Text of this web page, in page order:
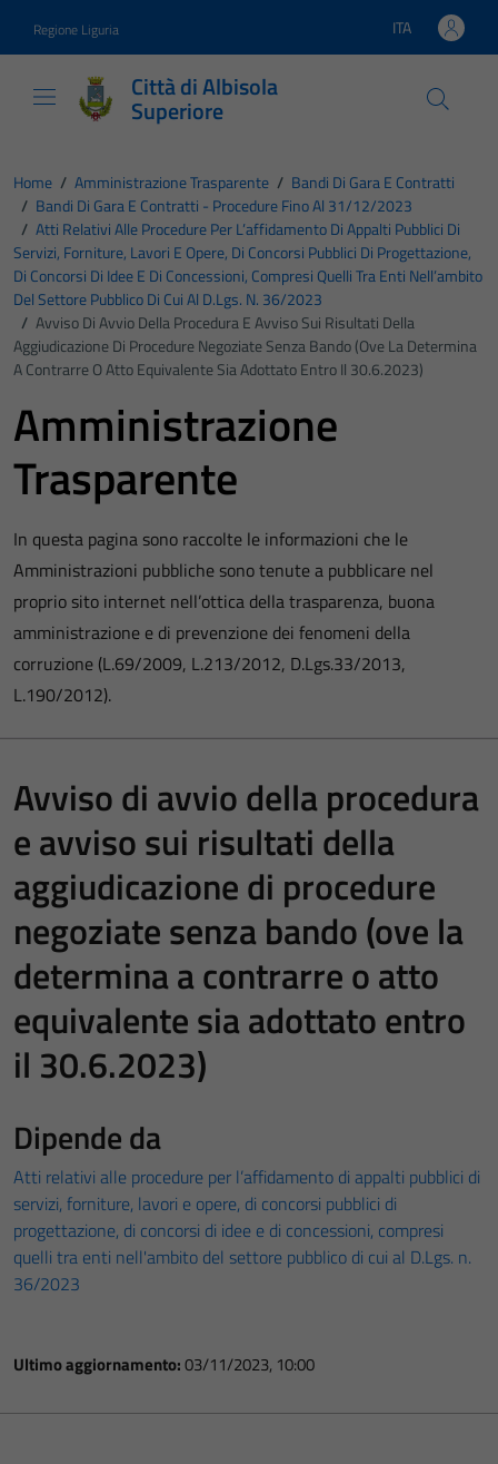
Regione Liguria Lingua attiva:
ITA
Città di Albisola
Superiore
Home / Amministrazione Trasparente / Bandi Di Gara E Contratti
/ Bandi Di Gara E Contratti - Procedure Fino Al 31/12/2023
/ Atti Relativi Alle Procedure Per L’affidamento Di Appalti Pubblici Di
Servizi, Forniture, Lavori E Opere, Di Concorsi Pubblici Di Progettazione,
Di Concorsi Di Idee E Di Concessioni, Compresi Quelli Tra Enti Nell’ambito
Del Settore Pubblico Di Cui Al D.Lgs. N. 36/2023
/ Avviso Di Avvio Della Procedura E Avviso Sui Risultati Della
Aggiudicazione Di Procedure Negoziate Senza Bando (ove La Determina
A Contrarre O Atto Equivalente Sia Adottato Entro Il 30.6.2023)
Amministrazione
Trasparente
In questa pagina sono raccolte le informazioni che le
Amministrazioni pubbliche sono tenute a pubblicare nel
proprio sito internet nell’ottica della trasparenza, buona
amministrazione e di prevenzione dei fenomeni della
corruzione (L.69/2009, L.213/2012, D.Lgs.33/2013,
L.190/2012).
Avviso di avvio della procedura
e avviso sui risultati della
aggiudicazione di procedure
negoziate senza bando (ove la
determina a contrarre o atto
equivalente sia adottato entro
il 30.6.2023)
Dipende da
Atti relativi alle procedure per l’affidamento di appalti pubblici di
servizi, forniture, lavori e opere, di concorsi pubblici di
progettazione, di concorsi di idee e di concessioni, compresi
quelli tra enti nell'ambito del settore pubblico di cui al D.Lgs. n.
36/2023
Ultimo aggiornamento:03/11/2023, 10:00